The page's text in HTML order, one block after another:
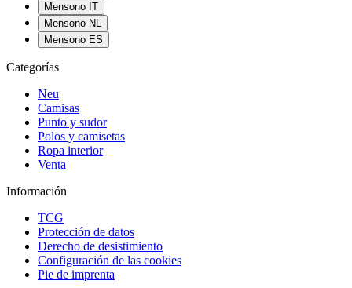
Mensono IT
Mensono NL
Mensono ES
Categorías
Neu
Camisas
Punto y sudor
Polos y camisetas
Ropa interior
Venta
Información
TCG
Protección de datos
Derecho de desistimiento
Configuración de las cookies
Pie de imprenta